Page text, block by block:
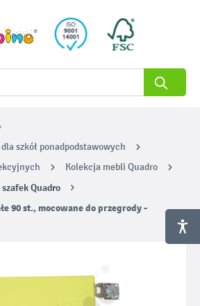
szkół ponadpodstawowych
Kolekcja mebli Quadro
Quadro
90 st., mocowane do przegrody -